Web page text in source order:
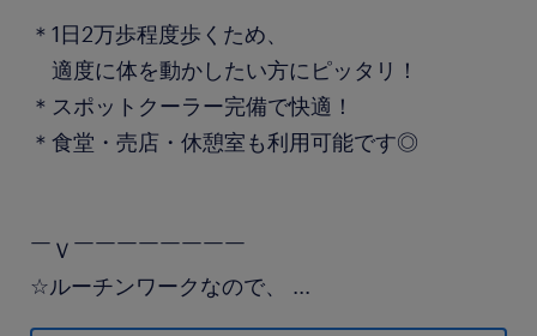
＊1日2万歩程度歩くため、
適度に体を動かしたい方にピッタリ！
＊スポットクーラー完備で快適！
＊食堂・売店・休憩室も利用可能です◎
￣Ｖ￣￣￣￣￣￣￣￣
☆ルーチンワークなので、 ...
一度覚えれば自分のペースで集中できます！